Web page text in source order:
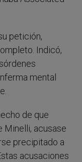
petición,
Indicó,
mental
de que
Minelli, acusase
precipitado a
acusaciones